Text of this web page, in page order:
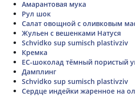
Амарантовая мука
Рул шок
Салат овощной с оливковым
Жульен с вешенками Натуся
Schvidko sup sumisch plastivziv
Кремка
ЕС-шоколад тёмный пористый
Дамплинг
Schvidko sup sumisch plastivziv
Сердце индейки жаренное на